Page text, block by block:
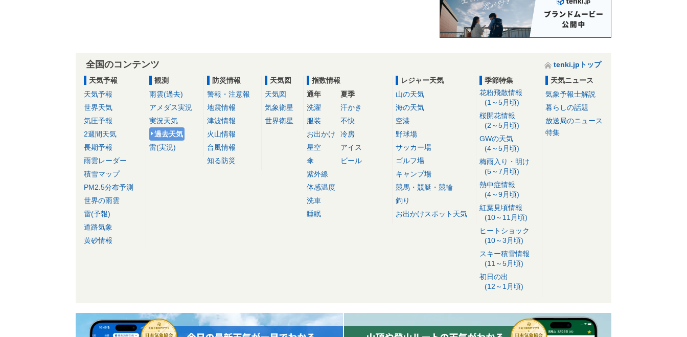
全国のコンテンツ
tenki.jpトップ
天気予報
天気予報
世界天気
気圧予報
2週間天気
長期予報
雨雲レーダー
積雪マップ
PM2.5分布予測
世界の雨雲
雷(予報)
道路気象
黄砂情報
観測
雨雲(過去)
アメダス実況
実況天気
過去天気
雷(実況)
防災情報
警報・注意報
地震情報
津波情報
火山情報
台風情報
知る防災
天気図
天気図
気象衛星
世界衛星
指数情報
通年
洗濯
服装
お出かけ
星空
傘
紫外線
体感温度
洗車
睡眠
夏季
汗かき
不快
冷房
アイス
ビール
レジャー天気
山の天気
海の天気
空港
野球場
サッカー場
ゴルフ場
キャンプ場
競馬・競艇・競輪
釣り
お出かけスポット天気
季節特集
花粉飛散情報
(1～5月頃)
桜開花情報
(2～5月頃)
GWの天気
(4～5月頃)
梅雨入り・明け
(5～7月頃)
熱中症情報
(4～9月頃)
紅葉見頃情報
(10～11月頃)
ヒートショック
(10～3月頃)
スキー積雪情報
(11～5月頃)
初日の出
(12～1月頃)
天気ニュース
気象予報士解説
暮らしの話題
放送局のニュース
特集